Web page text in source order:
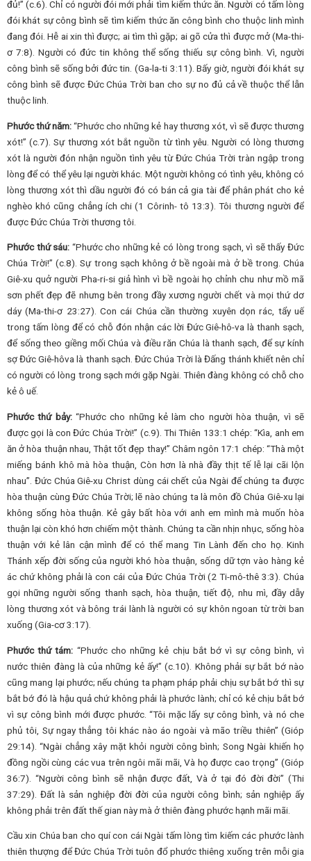
đủ!” (c.6). Chỉ có người đói mới phải tìm kiếm thức ăn. Người có tấm lòng
đói khát sự công bình sẽ tìm kiếm thức ăn công bình cho thuộc linh mình
đang đói. Hễ ai xin thì được; ai tìm thì gặp; ai gõ cửa thì được mở (Ma-thi-
ơ 7:8). Người có đức tin không thể sống thiếu sự công bình. Vì, người
công bình sẽ sống bởi đức tin. (Ga-la-ti 3:11). Bấy giờ, người đói khát sự
công bình sẽ được Đức Chúa Trời ban cho sự no đủ cả về thuộc thể lẫn
thuộc linh.
Phước thứ năm:“Phước cho những kẻ hay thương xót, vì sẽ được thương
xót!” (c.7). Sự thương xót bắt nguồn từ tình yêu. Người có lòng thương
xót là người đón nhận nguồn tình yêu từ Đức Chúa Trời tràn ngập trong
lòng để có thể yêu lại người khác. Một người không có tình yêu, không có
lòng thương xót thì dầu người đó có bán cả gia tài để phân phát cho kẻ
nghèo khó cũng chẳng ích chi (1 Côrinh- tô 13:3). Tôi thương người để
được Đức Chúa Trời thương tôi.
Phước thứ sáu: “Phước cho những kẻ có lòng trong sạch, vì sẽ thấy Đức
Chúa Trời!” (c.8). Sự trong sạch không ở bề ngoài mà ở bề trong. Chúa
Giê-xu quở người Pha-ri-si giả hình vì bề ngoài họ chỉnh chu như mồ mã
sơn phết đẹp đẽ nhưng bên trong đầy xương người chết và mọi thứ dơ
dáy (Ma-thi-ơ 23:27). Con cái Chúa cần thường xuyên dọn rác, tẩy uế
trong tấm lòng để có chỗ đón nhận các lời Đức Giê-hô-va là thanh sạch,
để sống theo giềng mối Chúa và điều răn Chúa là thanh sạch, để sự kính
sợ Đức Giê-hôva là thanh sạch. Đức Chúa Trời là Đấng thánh khiết nên chỉ
có người có lòng trong sạch mới gặp Ngài. Thiên đàng không có chỗ cho
kẻ ô uế.
Phước thứ bảy:“Phước cho những kẻ làm cho người hòa thuận, vì sẽ
được gọi là con Đức Chúa Trời!” (c.9). Thi Thiên 133:1 chép: “Kìa, anh em
ăn ở hòa thuận nhau, Thật tốt đẹp thay!” Châm ngôn 17:1 chép: “Thà một
miếng bánh khô mà hòa thuận, Còn hơn là nhà đầy thịt tế lễ lại cãi lộn
nhau”. Đức Chúa Giê-xu Christ dùng cái chết của Ngài để chúng ta được
hòa thuận cùng Đức Chúa Trời; lẽ nào chúng ta là môn đồ Chúa Giê-xu lại
không sống hòa thuận. Kẻ gây bất hòa với anh em mình mà muốn hòa
thuận lại còn khó hơn chiếm một thành. Chúng ta cần nhịn nhục, sống hòa
thuận với kẻ lân cận mình để có thể mang Tin Lành đến cho họ. Kinh
Thánh xếp đời sống của người khó hòa thuận, sống dữ tợn vào hàng kẻ
ác chứ không phải là con cái của Đức Chúa Trời (2 Ti-mô-thê 3:3). Chúa
gọi những người sống thanh sạch, hòa thuận, tiết độ, nhu mì, đầy dẫy
lòng thương xót và bông trái lành là người có sự khôn ngoan từ trời ban
xuống (Gia-cơ 3:17).
Phước thứ tám: “Phước cho những kẻ chịu bắt bớ vì sự công bình, vì
nước thiên đàng là của những kẻ ấy!” (c.10). Không phải sự bắt bớ nào
cũng mang lại phước; nếu chúng ta phạm pháp phải chịu sự bắt bớ thì sự
bắt bớ đó là hậu quả chứ không phải là phước lành; chỉ có kẻ chịu bắt bớ
vì sự công bình mới được phước. “Tôi mặc lấy sự công bình, và nó che
phủ tôi, Sự ngay thẳng tôi khác nào áo ngoài và mão triều thiên” (Gióp
29:14). “Ngài chẳng xây mặt khỏi người công bình; Song Ngài khiến họ
đồng ngồi cùng các vua trên ngôi mãi mãi, Và họ được cao trọng” (Gióp
36:7). “Người công bình sẽ nhận được đất, Và ở tại đó đời đời” (Thi
37:29). Đất là sản nghiệp đời đời của người công bình; sản nghiệp ấy
không phải trên đất thế gian này mà ở thiên đàng phước hạnh mãi mãi.
Cầu xin Chúa ban cho quí con cái Ngài tấm lòng tìm kiếm các phước lành
thiên thượng để Đức Chúa Trời tuôn đổ phước thiêng xuống trên mỗi gia